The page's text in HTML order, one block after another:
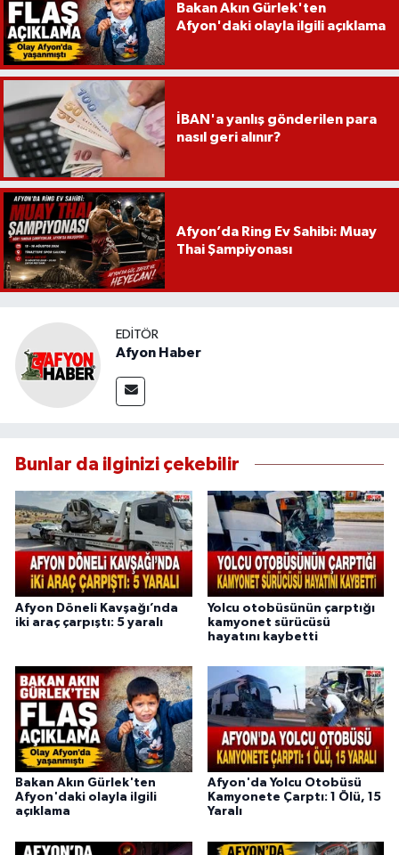
Bakan Akın Gürlek'ten
Afyon'daki olayla ilgili açıklama
İBAN'a yanlış gönderilen para
nasıl geri alınır?
Afyon’da Ring Ev Sahibi: Muay
Thai Şampiyonası
EDITÖR
Afyon Haber
Bunlar da ilginizi çekebilir
Afyon Döneli Kavşağı’nda
iki araç çarpıştı: 5 yaralı
Yolcu otobüsünün çarptığı
kamyonet sürücüsü
hayatını kaybetti
Bakan Akın Gürlek'ten
Afyon'daki olayla ilgili
açıklama
Afyon'da Yolcu Otobüsü
Kamyonete Çarptı: 1 Ölü, 15
Yaralı